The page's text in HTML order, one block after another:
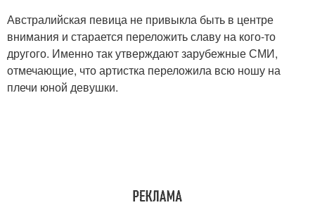
Австралийская певица не привыкла быть в центре
внимания и старается переложить славу на кого-то
другого. Именно так утверждают зарубежные СМИ,
отмечающие, что артистка переложила всю ношу на
плечи юной девушки.